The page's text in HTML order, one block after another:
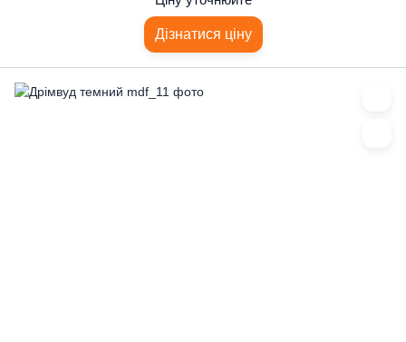
Дізнатися ціну